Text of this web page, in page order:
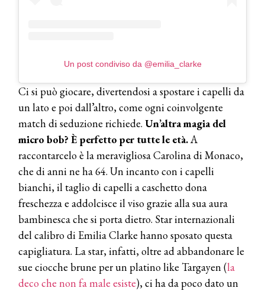
Un post condiviso da @emilia_clarke
Ci si può giocare, divertendosi a spostare i capelli da
un lato e poi dall’altro, come ogni coinvolgente
match di seduzione richiede. Un’altra magia del
micro bob? È perfetto per tutte le età.A
raccontarcelo è la meravigliosa Carolina di Monaco,
che di anni ne ha 64. Un incanto con i capelli
bianchi, il taglio di capelli a caschetto dona
freschezza e addolcisce il viso grazie alla sua aura
bambinesca che si porta dietro. Star internazionali
del calibro di Emilia Clarke hanno sposato questa
capigliatura. La star, infatti, oltre ad abbandonare le
sue ciocche brune per un platino like Targayen (la
deco che non fa male esiste), ci ha da poco dato un